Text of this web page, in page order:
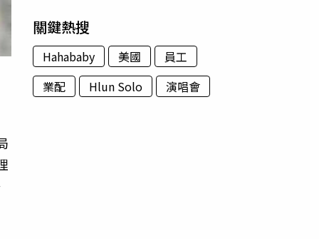
關鍵熱搜
Hahababy 美國
員工
業配
Hlun Solo 演唱會